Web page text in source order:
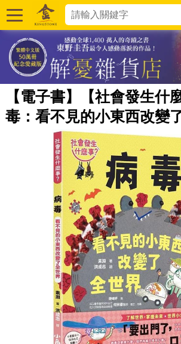
【電子書】【社會發生什
毒：看不見的小東西改變